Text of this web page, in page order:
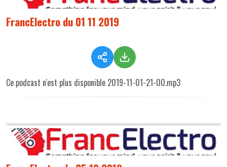
FrancElectro du 01 11 2019
Ce podcast n'est plus disponible 2019-11-01-21-00.mp3